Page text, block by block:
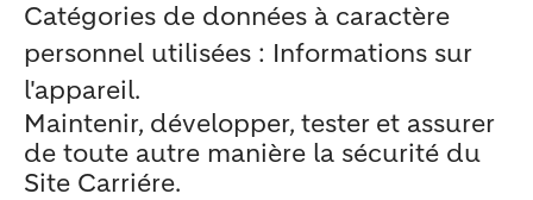
Catégories de données à caractère
personnel utilisées : Informations sur
l'appareil.
Maintenir, développer, tester et assurer
de toute autre manière la sécurité du
Site Carriére.